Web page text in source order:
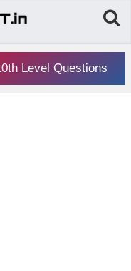
Level Questions